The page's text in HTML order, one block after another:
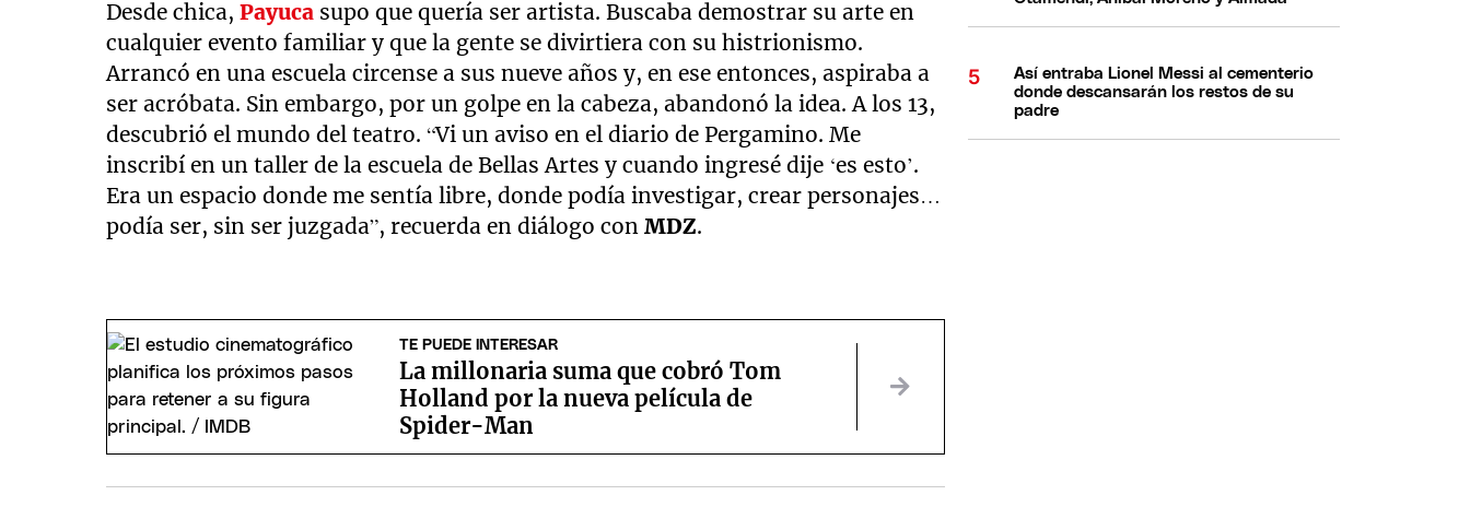
Desde chica,Payuca supo que quería ser artista. Buscaba demostrar su arte en
cualquier evento familiar y que la gente se divirtiera con su histrionismo.
Arrancó en una escuela circense a sus nueve años y, en ese entonces, aspiraba a
ser acróbata. Sin embargo, por un golpe en la cabeza, abandonó la idea. A los 13,
descubrió el mundo del teatro. “Vi un aviso en el diario de Pergamino. Me
inscribí en un taller de la escuela de Bellas Artes y cuando ingresé dije ‘es esto’.
Era un espacio donde me sentía libre, donde podía investigar, crear personajes…
podía ser, sin ser juzgada”, recuerda en diálogo conMDZ.
TE PUEDE INTERESAR
La millonaria suma que cobró Tom
Holland por la nueva película de
Spider-Man
Así entraba Lionel Messi al cementerio
donde descansarán los restos de su
padre